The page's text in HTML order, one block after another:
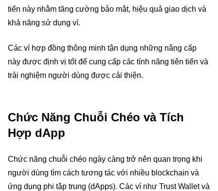
tiến này nhằm tăng cường bảo mật, hiệu quả giao dịch và
khả năng sử dụng ví.
Các ví hợp đồng thông minh tận dụng những nâng cấp
này được định vị tốt để cung cấp các tính năng tiên tiến và
trải nghiệm người dùng được cải thiện.
Chức Năng Chuỗi Chéo và Tích
Hợp dApp
Chức năng chuỗi chéo ngày càng trở nên quan trọng khi
người dùng tìm cách tương tác với nhiều blockchain và
ứng dụng phi tập trung (dApps). Các ví như Trust Wallet và